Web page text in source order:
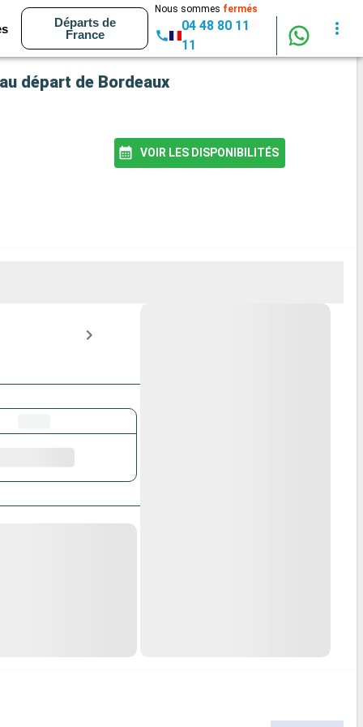
Départs de
France
Nous sommes fermés
04 48 80 11
11
départ de Bordeaux
VOIR LES DISPONIBILITÉS